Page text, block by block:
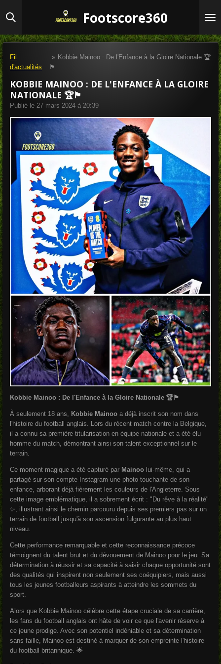
au
principal
Footscore360
Fil
d'actualités
» Kobbie Mainoo : De l'Enfance à la Gloire Nationale 🏆
🏴
KOBBIE MAINOO : DE L'ENFANCE À LA GLOIRE
NATIONALE 🏆🏴
Publié le 27 mars 2024 à 20:39
Kobbie Mainoo : De l'Enfance à la Gloire Nationale 🏆🏴
À seulement 18 ans, Kobbie Mainoo a déjà inscrit son nom dans
l'histoire du football anglais. Lors du récent match contre la Belgique,
il a connu sa première titularisation en équipe nationale et a été élu
homme du match, démontrant ainsi son talent exceptionnel sur le
terrain.
Ce moment magique a été capturé par Mainoo lui-même, qui a
partagé sur son compte Instagram une photo touchante de son
enfance, arborant déjà fièrement les couleurs de l'Angleterre. Sous
cette image emblématique, il a sobrement écrit : "Du rêve à la réalité"
✨, illustrant ainsi le chemin parcouru depuis ses premiers pas sur un
terrain de football jusqu'à son ascension fulgurante au plus haut
niveau.
Cette performance remarquable et cette reconnaissance précoce
témoignent du talent brut et du dévouement de Mainoo pour le jeu. Sa
détermination à réussir et sa capacité à saisir chaque opportunité sont
des qualités qui inspirent non seulement ses coéquipiers, mais aussi
tous les jeunes footballeurs aspirants à atteindre les sommets du
sport.
Alors que Kobbie Mainoo célèbre cette étape cruciale de sa carrière,
les fans du football anglais ont hâte de voir ce que l'avenir réserve à
ce jeune prodige. Avec son potentiel indéniable et sa détermination
sans faille, Mainoo est destiné à marquer de son empreinte l'histoire
du football britannique. 🌟